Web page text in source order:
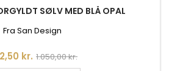
SØLV MED BLÅ OPAL
Fra San Design
kr. Normalpris
1.050,00 kr.